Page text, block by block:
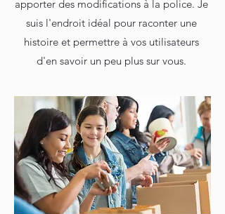
apporter des modifications à la police. Je
suis l'endroit idéal pour raconter une
histoire et permettre à vos utilisateurs
d'en savoir un peu plus sur vous.